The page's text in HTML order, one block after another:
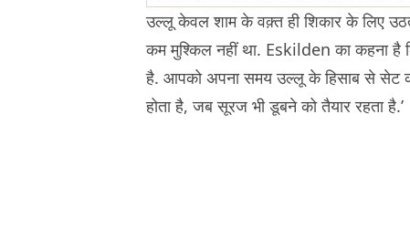
उल्लू केवल शाम के वक़्त ही शिकार के लिए
कम मुश्किल नहीं था. Eskilden का कहना है
है. आपको अपना समय उल्लू के हिसाब से सेट
होता है, जब सूरज भी डूबने को तैयार रहता है.’